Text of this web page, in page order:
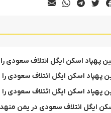
پهپاد اسکن ایگل ائتلاف سعودی
پهپاد اسکن ایگل ائتلاف سعودی
پهپاد اسکن ایگل ائتلاف سعودی
ایگل ائتلاف سعودی در یمن